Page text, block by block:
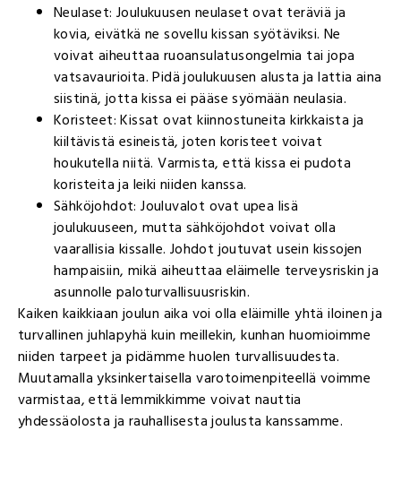
Neulaset: Joulukuusen neulaset ovat teräviä ja
kovia, eivätkä ne sovellu kissan syötäviksi. Ne
voivat aiheuttaa ruoansulatusongelmia tai jopa
vatsavaurioita. Pidä joulukuusen alusta ja lattia aina
siistinä, jotta kissa ei pääse syömään neulasia.
Koristeet: Kissat ovat kiinnostuneita kirkkaista ja
kiiltävistä esineistä, joten koristeet voivat
houkutella niitä. Varmista, että kissa ei pudota
koristeita ja leiki niiden kanssa.
Sähköjohdot: Jouluvalot ovat upea lisä
joulukuuseen, mutta sähköjohdot voivat olla
vaarallisia kissalle. Johdot joutuvat usein kissojen
hampaisiin, mikä aiheuttaa eläimelle terveysriskin ja
asunnolle paloturvallisuusriskin.
Kaiken kaikkiaan joulun aika voi olla eläimille yhtä iloinen ja
turvallinen juhlapyhä kuin meillekin, kunhan huomioimme
niiden tarpeet ja pidämme huolen turvallisuudesta.
Muutamalla yksinkertaisella varotoimenpiteellä voimme
varmistaa, että lemmikkimme voivat nauttia
yhdessäolosta ja rauhallisesta joulusta kanssamme.